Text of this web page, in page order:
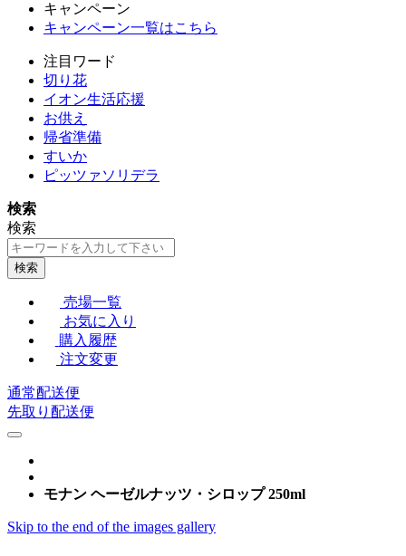
キャンペーン
キャンペーン一覧はこちら
注目ワード
切り花
イオン生活応援
お供え
帰省準備
すいか
ピッツァソリデラ
検索
検索
検索
売場一覧
お気に入り
購入履歴
注文変更
通常配送便
先取り配送便
モナン ヘーゼルナッツ・シロップ 250ml
Skip to the end of the images gallery